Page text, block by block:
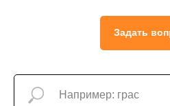
Задать